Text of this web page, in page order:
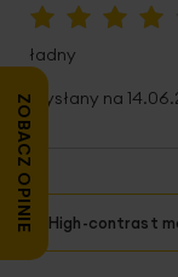
ładny
Wysłany na
High-contrast
ZOBACZ OPINIE